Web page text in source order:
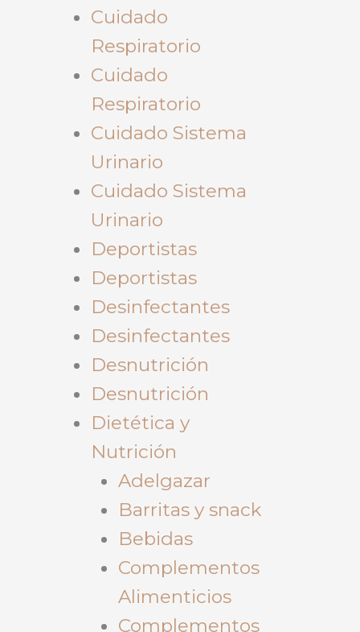
Cuidado
Respiratorio
Cuidado
Respiratorio
Cuidado Sistema
Urinario
Cuidado Sistema
Urinario
Deportistas
Deportistas
Desinfectantes
Desinfectantes
Desnutrición
Desnutrición
Dietética y
Nutrición
Adelgazar
Barritas y snack
Bebidas
Complementos
Alimenticios
Complementos